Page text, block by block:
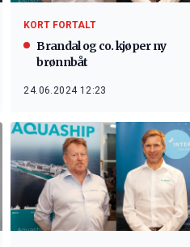
KORT FORTALT
Brandal og co. kjøper ny
brønnbåt
24.06.2024 12:23